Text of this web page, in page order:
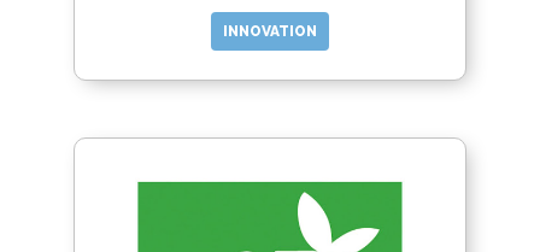
INNOVATION